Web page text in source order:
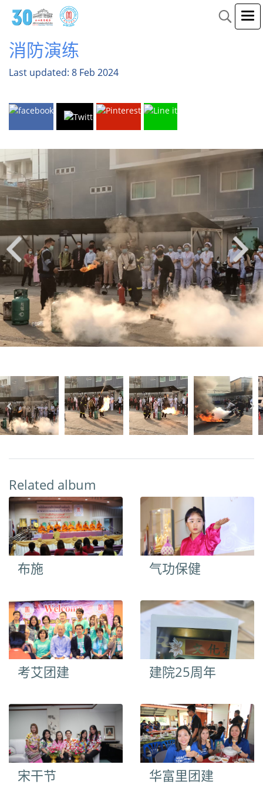
消防演练
Last updated: 8 Feb 2024
Related album
布施 气功保健
考艾团建 建院25周年
宋干节 华富里团建